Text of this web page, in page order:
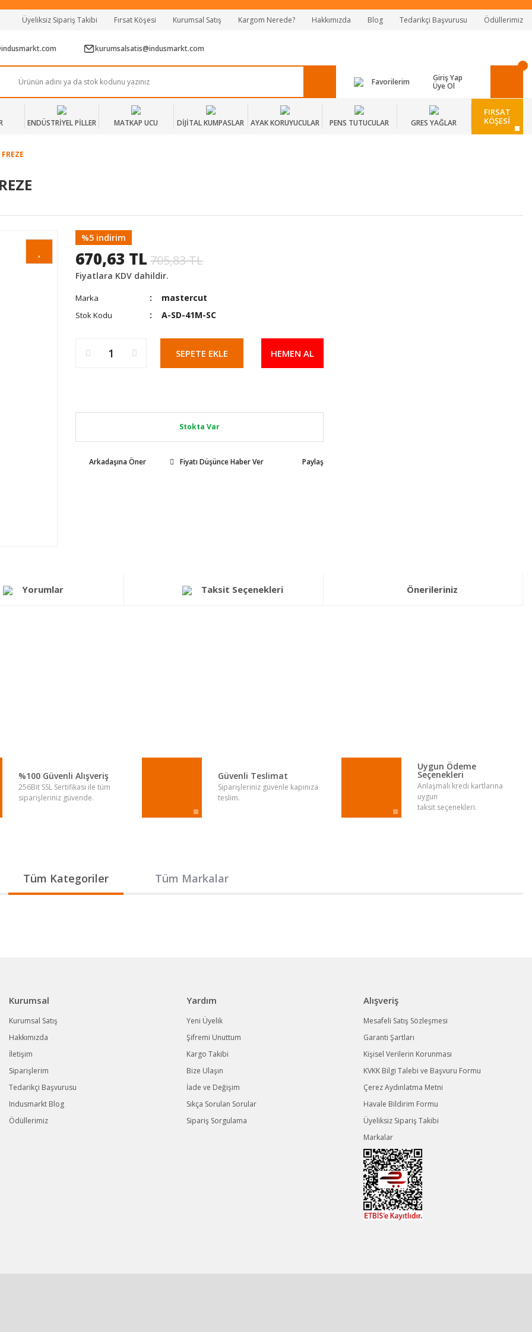
Tüm Alışverişlerde Vade Farksız 2 Taksit!
Mağazadan Teslim & Kolay İade
Üyeliksiz Sipariş Takibi Fırsat Köşesi Kurumsal Satış Kargom Nerede? Hakkımızda Blog Tedarikçi Başvurusu Ödüllerimiz
kurumsalsatis@indusmarkt.com
Favorilerim
Giriş Yap
Üye Ol
ENDÜSTRİYEL PİLLER MATKAP UCU DİJİTAL KUMPASLAR AYAK KORUYUCULAR PENS TUTUCULAR GRES YAĞLAR
FIRSAT
KÖŞESİ
%5 indirim
670,63 TL 705,83 TL
Fiyatlara KDV dahildir.
Marka mastercut
Stok Kodu A-SD-41M-SC
SEPETE EKLE HEMEN AL
Stokta Var
Arkadaşına Öner Fiyatı Düşünce Haber Ver Paylaş
Yorumlar Taksit Seçenekleri Önerileriniz
%100 Güvenli Alışveriş
256Bit SSL Sertifikası ile tüm
siparişleriniz güvende.
Güvenli Teslimat
Siparişleriniz güvenle kapınıza
teslim.
Uygun Ödeme
Seçenekleri
Anlaşmalı kredi kartlarına
uygun
taksit seçenekleri.
Tüm Kategoriler Tüm Markalar
Kurumsal
Kurumsal Satış
Hakkımızda
İletişim
Siparişlerim
Tedarikçi Başvurusu
Indusmarkt Blog
Ödüllerimiz
Yardım
Yeni Üyelik
Şifremi Unuttum
Kargo Takibi
Bize Ulaşın
İade ve Değişim
Sıkça Sorulan Sorular
Sipariş Sorgulama
Alışveriş
Mesafeli Satış Sözleşmesi
Garanti Şartları
Kişisel Verilerin Korunması
KVKK Bilgi Talebi ve Başvuru Formu
Çerez Aydınlatma Metni
Havale Bildirim Formu
Üyeliksiz Sipariş Takibi
Markalar